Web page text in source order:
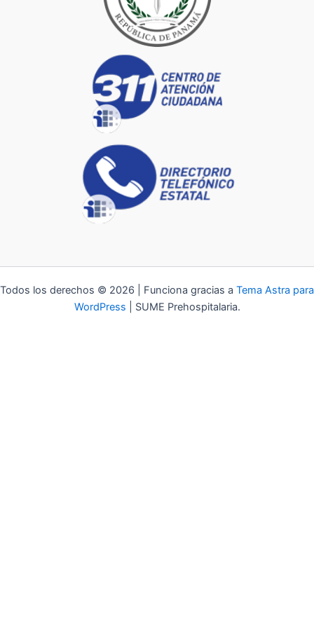
Todos los derechos © 2026 | Funciona gracias a Tema Astra para
WordPress | SUME Prehospitalaria.